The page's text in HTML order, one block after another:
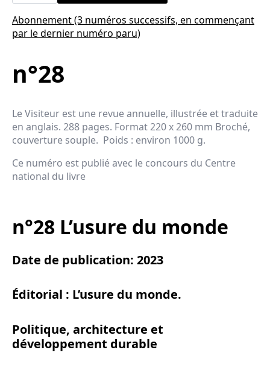
L'usure
du
monde
Abonnement (3 numéros successifs, en commençant
par le dernier numéro paru)
n°28
Le Visiteur est une revue annuelle, illustrée et traduite
en anglais. 288 pages. Format 220 x 260 mm Broché,
couverture souple. Poids : environ 1000 g.
Ce numéro est publié avec le concours du Centre
national du livre
n°28 L’usure du monde
Date de publication: 2023
Éditorial : L’usure du monde.
Politique, architecture et
développement durable